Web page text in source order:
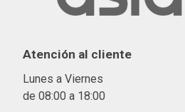
Atención al cliente
Lunes a Viernes
de 08:00 a 18:00